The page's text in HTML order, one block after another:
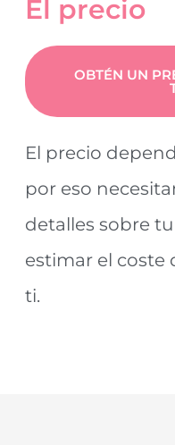
El precio
OBTÉN UN
El precio
por eso
detalles sobre
estimar el coste
ti.